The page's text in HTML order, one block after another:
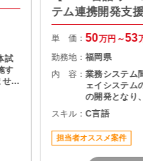
試
す
る
テム連携開発支
単 価：50万円～53
勤務地：福岡県
内 容：業務システム
ェイシステムの開
の開発となり
システムの安
だきます。 長期案件のため、腰を据えて開発
に携わりたい
スキル：C言語
担当者オススメ案件